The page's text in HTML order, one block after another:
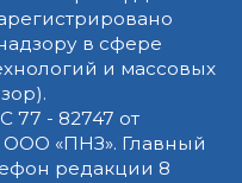
в сфере
и массовых
77 - 82747 от
ООО «ПНЗ». Главный
редакции 8